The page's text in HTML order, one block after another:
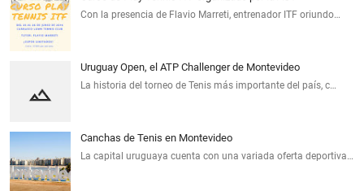
Con la presencia de Flavio Marreti, entrenador ITF oriundo…
Uruguay Open, el ATP Challenger de Montevideo
La historia del torneo de Tenis más importante del país, c…
Canchas de Tenis en Montevideo
La capital uruguaya cuenta con una variada oferta deportiva…